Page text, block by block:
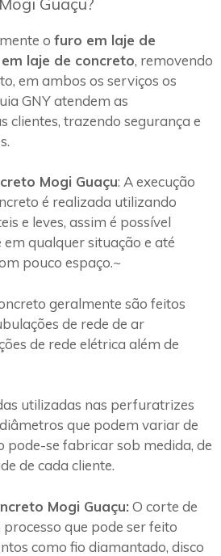
o furo em laje de
laje de concreto, removendo
em ambos os serviços os
GNY atendem as
clientes, trazendo segurança e
Mogi Guaçu: A execução
é realizada utilizando
e leves, assim é possível
qualquer situação e até
pouco espaço.~
geralmente são feitos
de rede de ar
de rede elétrica além de
utilizadas nas perfuratrizes
que podem variar de
pode-se fabricar sob medida, de
de cada cliente.
Mogi Guaçu: O corte de
que pode ser feito
como fio diamantado, disco